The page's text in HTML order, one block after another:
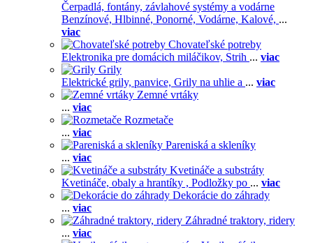
Čerpadlá, fontány, závlahové systémy a vodárne
Benzínové, Hlbinné, Ponorné, Vodárne, Kalové, ...
viac
Chovateľské potreby
Elektronika pre domácich miláčikov, Strih ... viac
Grily
Elektrické grily, panvice, Grily na uhlie a ... viac
Zemné vrtáky
... viac
Rozmetače
... viac
Pareniská a skleníky
... viac
Kvetináče a substráty
Kvetináče, obaly a hrantíky , Podložky po ... viac
Dekorácie do záhrady
... viac
Záhradné traktory, ridery
... viac